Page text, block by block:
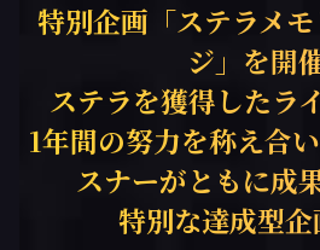
特別企画「ステラメ
ジ」を開
ステラを獲得したラ
1年間の努力を称え合
スナーがともに成
特別な達成型企